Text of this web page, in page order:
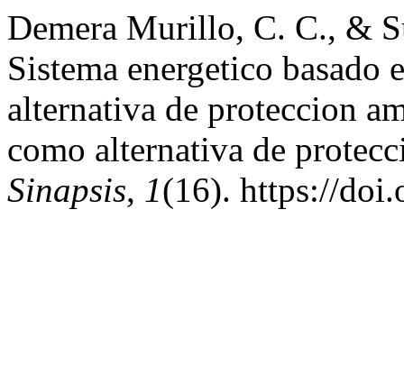
Demera Murillo, C. C., &
Sistema energetico
alternativa de proteccion
como alternativa de
Sinapsis, 1(16). https://